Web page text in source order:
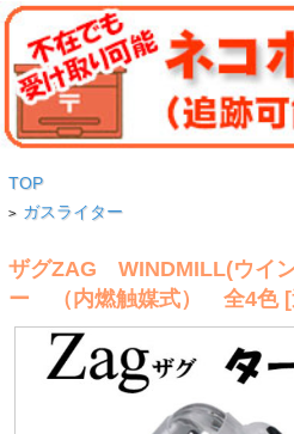
TOP
> ガスライター
ザグZAG WINDMILL(ウイ
ー （内燃触媒式） 全4色 [